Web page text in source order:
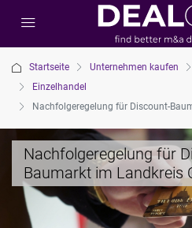
Startseite Unternehmen kaufen
Einzelhandel
Nachfolgeregelung für Discount-
Nachfolgeregelung für
Baumarkt im Landkreis